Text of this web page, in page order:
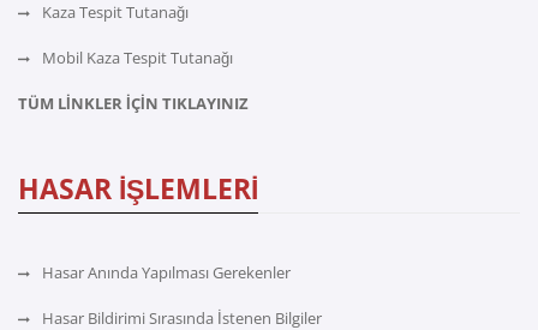
Kaza Tespit Tutanağı
Mobil Kaza Tespit Tutanağı
TÜM LİNKLER İÇİN TIKLAYINIZ
HASAR İŞLEMLERİ
Hasar Anında Yapılması Gerekenler
Hasar Bildirimi Sırasında İstenen Bilgiler